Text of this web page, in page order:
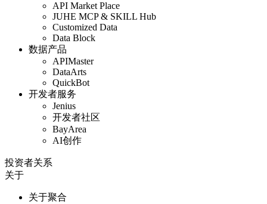
API Market Place
JUHE MCP & SKILL Hub
Customized Data
Data Block
数据产品
APIMaster
DataArts
QuickBot
开发者服务
Jenius
开发者社区
BayArea
AI创作
投资者关系
关于
关于聚合